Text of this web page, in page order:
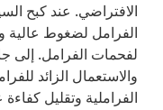
الافتراضي. عند كبح
الفرامل لضغوط عالية
لفحمات الفرامل. إلى
والاستعمال الزائد
الفراملية وتقليل